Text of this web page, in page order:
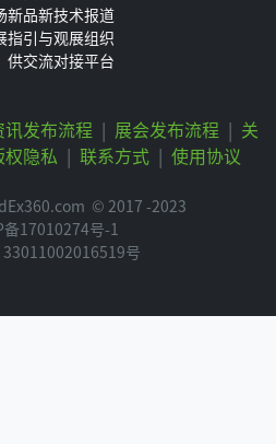
新品新技术报道
指引与观展组织
供交流对接平台
讯发布流程 | 展会发布流程 | 关
权隐私 | 联系方式 | 使用协议
© 2017 -2023
备17010274号-1
33011002016519号